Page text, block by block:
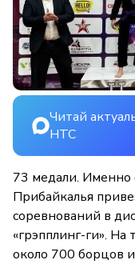
Читай
НТС
73 медали. Именно
Прибайкалья
соревнований в
«грэпплинг-ги».
около 700 борцов